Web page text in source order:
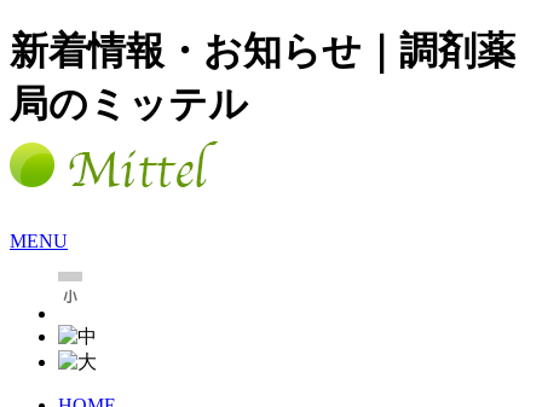
新着情報・お知らせ｜調剤薬
局のミッテル
MENU